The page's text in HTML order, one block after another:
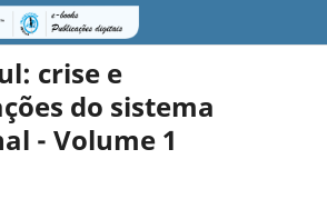
crise e
do sistema
- Volume 1